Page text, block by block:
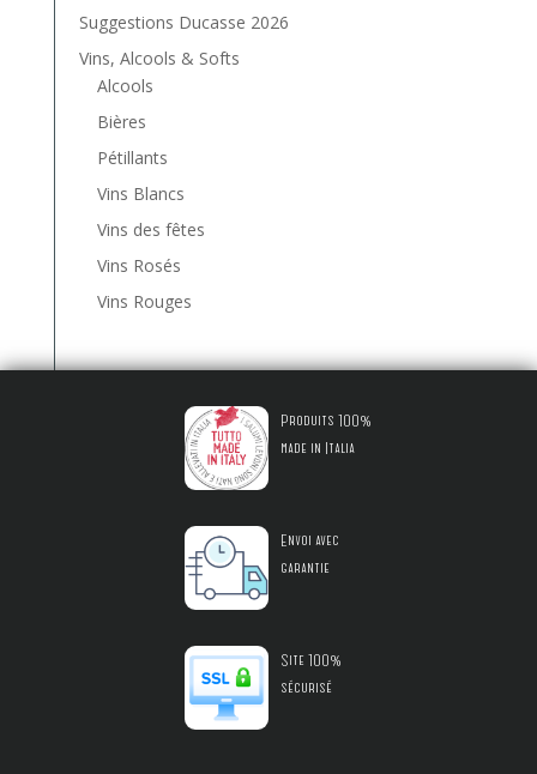
Suggestions Ducasse 2026
Vins, Alcools & Softs
Alcools
Bières
Pétillants
Vins Blancs
Vins des fêtes
Vins Rosés
Vins Rouges
Produits 100%
made in Italia
Envoi avec
garantie
Site 100%
sécurisé